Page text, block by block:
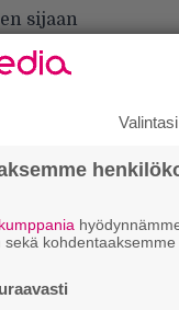
sijaan
Valintasi
kohdentaaksemme